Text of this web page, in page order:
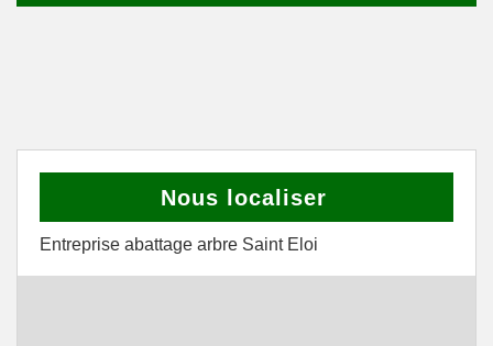
Nous localiser
Entreprise abattage arbre Saint Eloi